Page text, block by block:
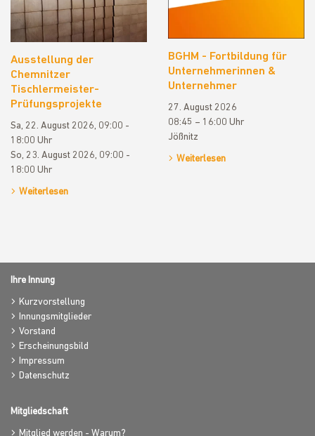
Ausstellung der
Chemnitzer
Tischlermeister-
Prüfungsprojekte
Sa, 22. August 2026, 09:00 -
18:00 Uhr
So, 23. August 2026, 09:00 -
18:00 Uhr
Weiterlesen
BGHM - Fortbildung für
Unternehmerinnen &
Unternehmer
27. August 2026
08:45 – 16:00 Uhr
Jößnitz
Weiterlesen
Ihre Innung
Kurzvorstellung
Innungsmitglieder
Vorstand
Erscheinungsbild
Impressum
Datenschutz
Mitgliedschaft
Mitglied werden - Warum?